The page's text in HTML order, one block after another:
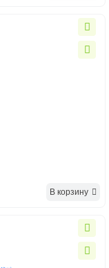
В корзину